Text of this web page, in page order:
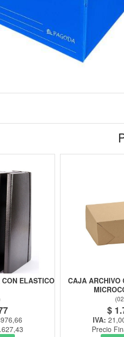
ELASTICO
CAJA ARCHIVO
(
$
IVA:
Precio